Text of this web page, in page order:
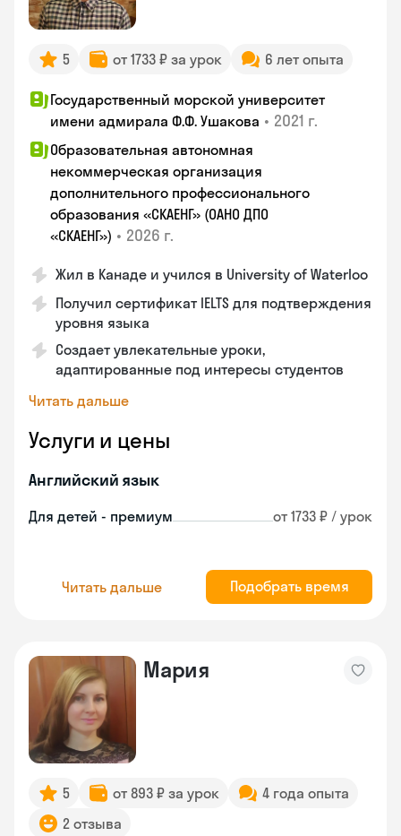
5 от 1733 ₽ за урок 6 лет опыта
Государственный морской университет
имени адмирала Ф.Ф. Ушакова • 2021 г.
Образовательная автономная
некоммерческая организация
дополнительного профессионального
образования «СКАЕНГ» (ОАНО ДПО
«СКАЕНГ») • 2026 г.
Жил в Канаде и учился в University of Waterloo
Получил сертификат IELTS для подтверждения
уровня языка
Создает увлекательные уроки,
адаптированные под интересы студентов
Читать дальше
Услуги и цены
Английский язык
Для детей - премиум от 1733 ₽ / урок
Читать дальше Подобрать время
Мария
5 от 893 ₽ за урок
4 года опыта
2 отзыва